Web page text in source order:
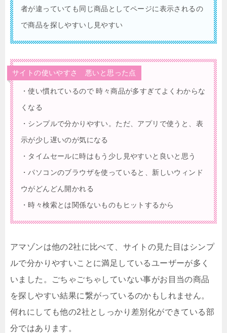
者が違っていても同じ商品としてページに表示されるの
で商品を探しやすいし見やすい
サイトの使いやすさ 悪いと思った点
・使い慣れているので 時々商品が多すぎてよくわからな
くなる
・シンプルで分かりやすい。ただ、アプリで使うと、表
示が少し遅いのが気になる
・タイムセールに時はもう少し見やすいと良いと思う
・パソコンのブラウザを使っていると、新しいウィンド
ウがどんどん開かれる
・時々検索とは関係ないものもヒットするから
アマゾンは他の2社に比べて、サイトの見た目はシンプ
ルで分かりやすいことに満足しているユーザーが多く
いました。ごちゃごちゃしていない事がお目当の商品
を探しやすい結果に繋がっているのかもしれません。
何れにしても他の2社としっかり差別化ができている部
分ではあります。